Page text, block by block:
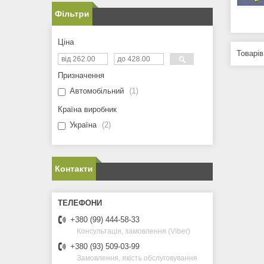
Фільтри
Ціна
Призначення
Автомобільний
1
Країна виробник
Україна
2
Контакти
+380 (99) 444-58-33
Консультація, замовлення (Viber)
+380 (93) 509-03-99
Замовлення, якість обслуговування